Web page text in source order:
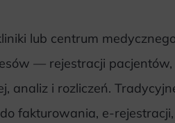
lub centrum
— rejestracji
analiz i rozliczeń.
fakturowania, e-rejestracji,